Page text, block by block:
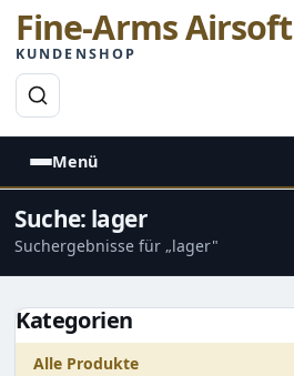
Fine-Arms Airsoft
KUNDENSHOP
Menü
Suche: lager
Suchergebnisse für „lager"
Kategorien
Alle Produkte